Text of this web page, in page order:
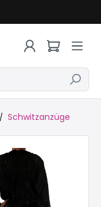
Schwitzanzüge